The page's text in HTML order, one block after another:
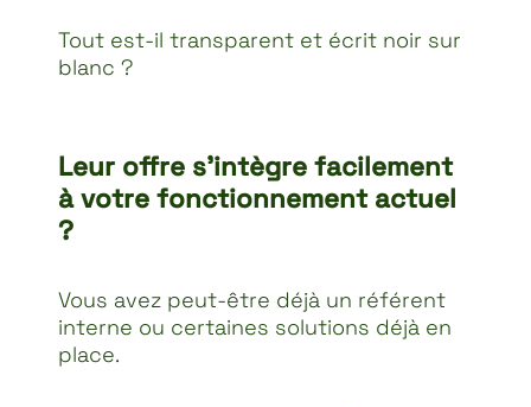
Tout est-il transparent et écrit noir sur
blanc ?
Leur offre s’intègre facilement
à votre fonctionnement actuel
?
Vous avez peut-être déjà un référent
interne ou certaines solutions déjà en
place.